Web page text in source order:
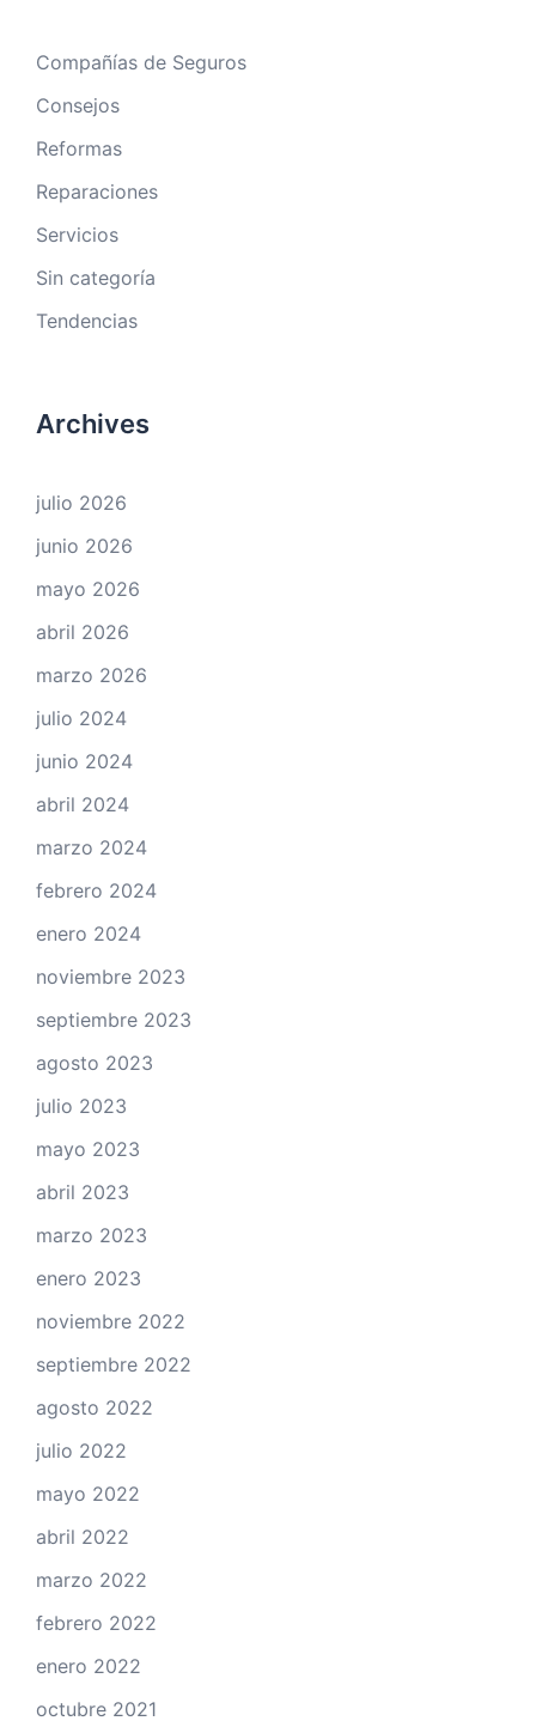
Compañías de Seguros
Consejos
Reformas
Reparaciones
Servicios
Sin categoría
Tendencias
Archives
julio 2026
junio 2026
mayo 2026
abril 2026
marzo 2026
julio 2024
junio 2024
abril 2024
marzo 2024
febrero 2024
enero 2024
noviembre 2023
septiembre 2023
agosto 2023
julio 2023
mayo 2023
abril 2023
marzo 2023
enero 2023
noviembre 2022
septiembre 2022
agosto 2022
julio 2022
mayo 2022
abril 2022
marzo 2022
febrero 2022
enero 2022
octubre 2021